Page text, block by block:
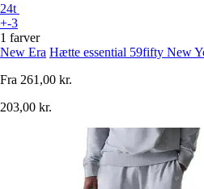
24t
+-3
1 farver
New Era Hætte essential 59fifty New
Fra 261,00 kr.
203,00 kr.